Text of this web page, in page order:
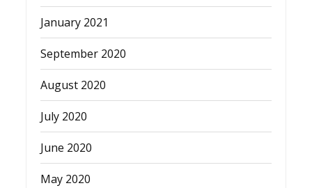
January 2021
September 2020
August 2020
July 2020
June 2020
May 2020